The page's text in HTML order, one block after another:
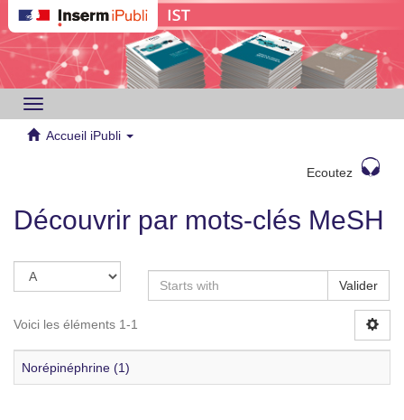
Toggle
navigation
Accueil iPubli
Ecoutez
Découvrir par mots-clés MeSH
Valider
Voici les éléments 1-1
Norépinéphrine (1)